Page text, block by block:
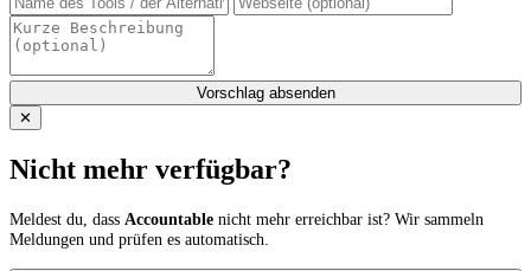
Vorschlag absenden
✕
Nicht mehr verfügbar?
Meldest du, dass Accountable nicht mehr erreichbar ist? Wir sammeln
Meldungen und prüfen es automatisch.